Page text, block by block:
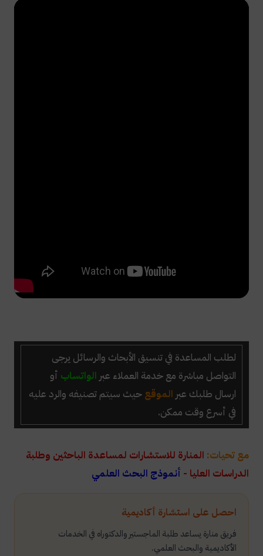
احصل على استشارة أكاديمية
فريق منارة يساعد طلبة الماجستير والدكتوراه في الخدمات
الأكاديمية والبحث العلمي.
لطلب المساعدة في تنسيق الأبحاث والرسائل يرجى
التواصل مباشرة مع خدمة العملاء عبر الواتساب أو
ارسال طلبك عبر الموقع حيث سيتم تصنيفه والرد عليه
في أسرع وقت ممكن.
مع تحيات: المنارة للاستشارات لمساعدة الباحثين وطلبة
الدراسات العليا - أنموذج البحث العلمي